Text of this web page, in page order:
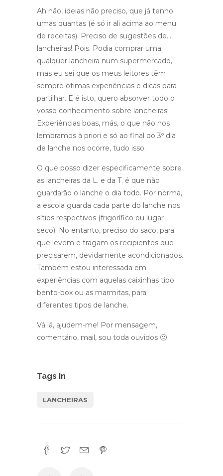
Ah não, ideias não preciso, que já tenho
umas quantas (é só ir ali acima ao menu
de receitas). Preciso de sugestões de…
lancheiras! Pois. Podia comprar uma
qualquer lancheira num supermercado,
mas eu sei que os meus leitores têm
sempre ótimas experiências e dicas para
partilhar. E é isto, quero absorver todo o
vosso conhecimento sobre lancheiras!
Experiências boas, más, o que não nos
lembramos à priori e só ao final do 3º dia
de lanche nos ocorre, tudo isso.
O que posso dizer especificamente sobre
as lancheiras da L. e da T. é que não
guardarão o lanche o dia todo. Por norma,
a escola guarda cada parte do lanche nos
sítios respectivos (frigorífico ou lugar
seco). No entanto, preciso do saco, para
que levem e tragam os recipientes que
precisarem, devidamente acondicionados.
Também estou interessada em
experiências com aquelas caixinhas tipo
bento-box ou as marmitas, para
diferentes tipos de lanche.
Vá lá, ajudem-me! Por mensagem,
comentário, mail, sou toda ouvidos 🙂
Tags In
LANCHEIRAS